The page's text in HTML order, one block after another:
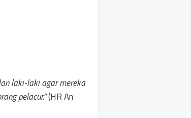
laki-laki agar mereka
pelacur.”(HR An